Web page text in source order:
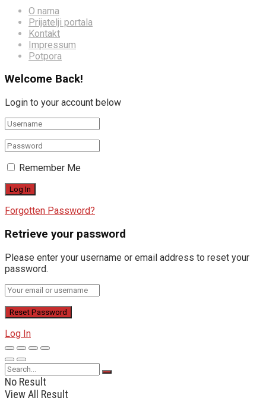
O nama
Prijatelji portala
Kontakt
Impressum
Potpora
Welcome Back!
Login to your account below
Remember Me
Forgotten Password?
Retrieve your password
Please enter your username or email address to reset your
password.
Log In
No Result
View All Result